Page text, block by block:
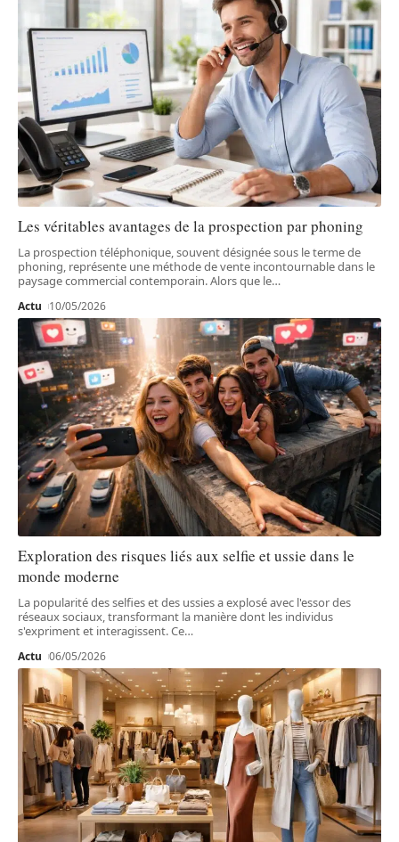
Les véritables avantages de la prospection par phoning
La prospection téléphonique, souvent désignée sous le terme de
phoning, représente une méthode de vente incontournable dans le
paysage commercial contemporain. Alors que le…
Actu 10/05/2026
Exploration des risques liés aux selfie et ussie dans le
monde moderne
La popularité des selfies et des ussies a explosé avec l'essor des
réseaux sociaux, transformant la manière dont les individus
s'expriment et interagissent. Ce…
Actu 06/05/2026